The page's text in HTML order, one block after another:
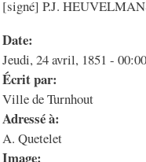
[signé] P.J.
Date:
Jeudi, 24 avril, 1851 - 00:00
Écrit par:
Ville de Turnhout
Adressé à:
A. Quetelet
Image: